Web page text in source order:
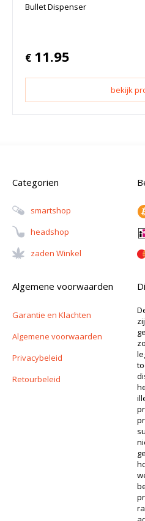
Bullet Dispenser
€ 11.95
bekijk
Categorien
Smartshop
Headshop
Zaden Winkel
Algemene voorwaarden
Garantie en Klachten
Algemene voorwaarden
Privacybeleid
Retourbeleid